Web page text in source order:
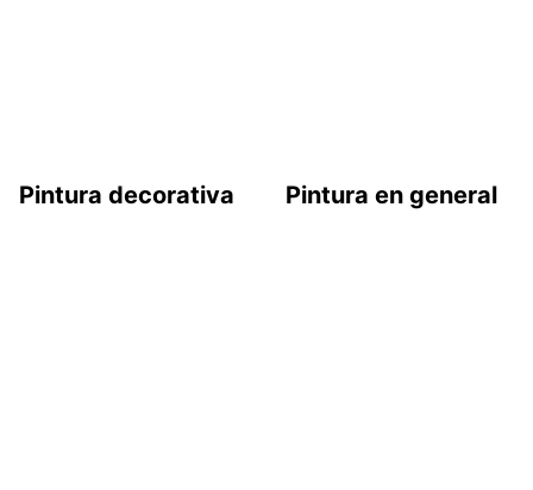
Pintura decorativa Pintura en general